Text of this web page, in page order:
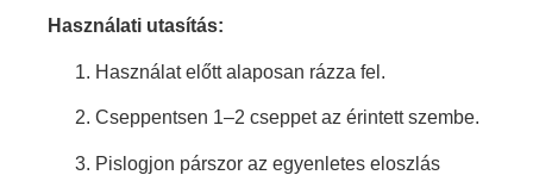
Használati utasítás:
Használat előtt alaposan rázza fel.
Cseppentsen 1–2 cseppet az érintett szembe.
Pislogjon párszor az egyenletes eloszlás